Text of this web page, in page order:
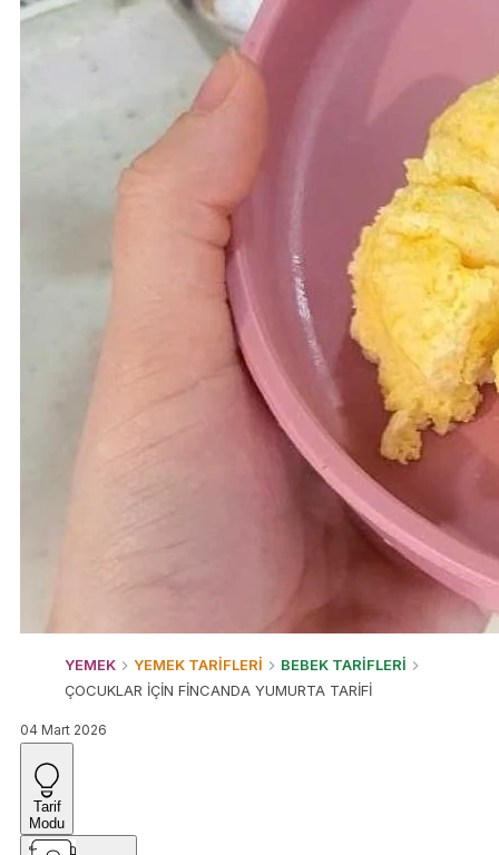
YEMEK YEMEK TARİFLERİ
BEBEK TARİFLERİ
ÇOCUKLAR İÇİN FİNCANDA YUMURTA TARİFİ
04 Mart 2026
Tarif
Modu